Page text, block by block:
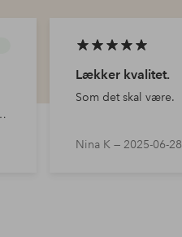
Lækker kvalitet.
Som det skal være.
Nina K — 2025-06-28